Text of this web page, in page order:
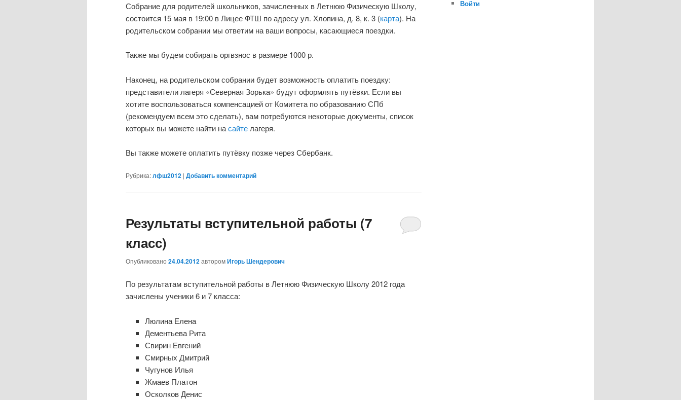
Собрание для родителей школьников, зачисленных в Летнюю Физическую Школу,
состоится 15 мая в 19:00 в Лицее ФТШ по адресу ул. Хлопина, д. 8, к. 3 (карта). На
родительском собрании мы ответим на ваши вопросы, касающиеся поездки.
Также мы будем собирать оргвзнос в размере 1000 р.
Наконец, на родительском собрании будет возможность оплатить поездку:
представители лагеря «Северная Зорька» будут оформлять путёвки. Если вы
хотите воспользоваться компенсацией от Комитета по образованию СПб
(рекомендуем всем это сделать), вам потребуются некоторые документы, список
которых вы можете найти насайте лагеря.
Вы также можете оплатить путёвку позже через Сбербанк.
Рубрика:лфш2012 | Добавить комментарий
Результаты вступительной работы (7
класс)
Опубликовано 24.04.2012авторомИгорь Шендерович
По результатам вступительной работы в Летнюю Физическую Школу 2012 года
зачислены ученики 6 и 7 класса:
Люлина Елена
Дементьева Рита
Свирин Евгений
Смирных Дмитрий
Чугунов Илья
Жмаев Платон
Осколков Денис
Войти